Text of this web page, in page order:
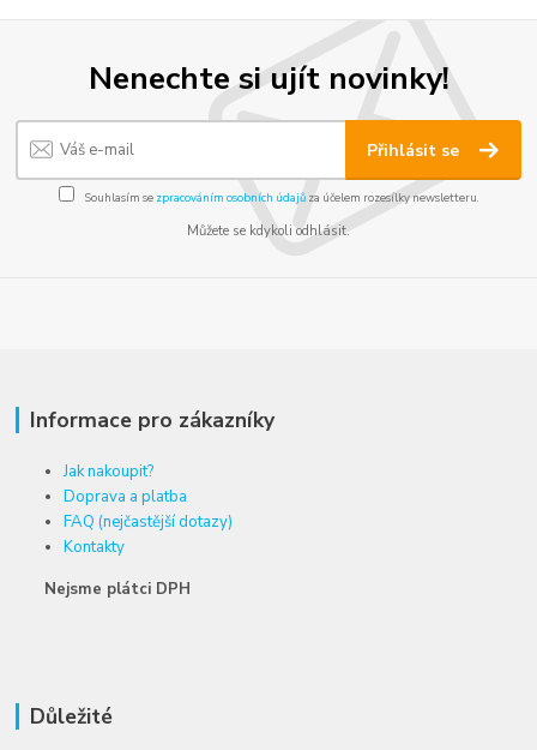
Nenechte si ujít novinky!
Přihlásit se
Souhlasím se zpracováním osobních údajůza účelem rozesílky newsletteru.
Můžete se kdykoli odhlásit.
Informace pro zákazníky
Jak nakoupit?
Doprava a platba
FAQ (nejčastější dotazy)
Kontakty
Nejsme plátci DPH
Důležité